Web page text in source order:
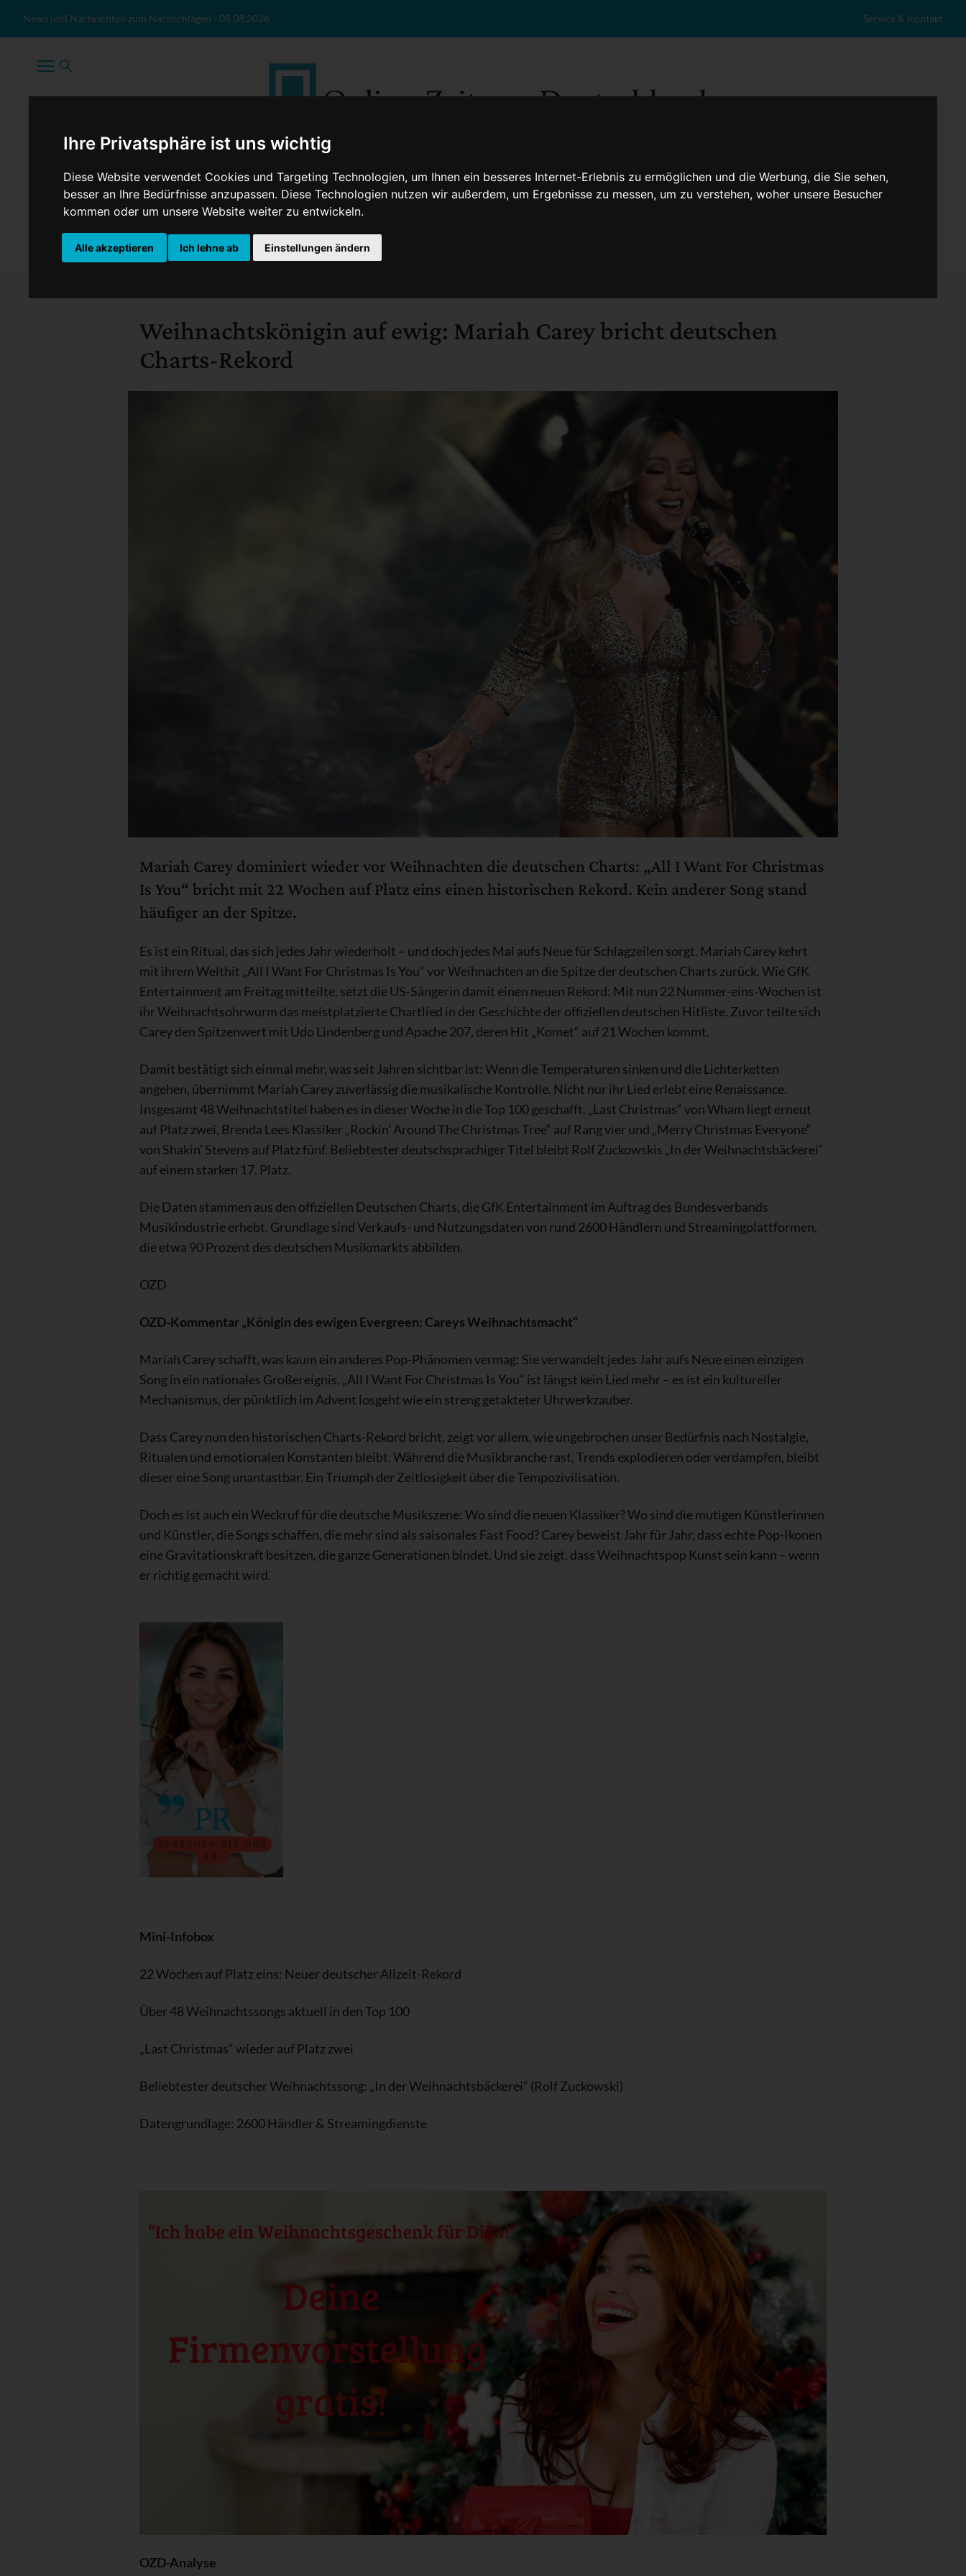
Ihre Privatsphäre ist uns wichtig
Diese Website verwendet Cookies und Targeting Technologien, um Ihnen ein besseres Internet-Erlebnis zu ermöglichen und die Werbung, die Sie sehen,
besser an Ihre Bedürfnisse anzupassen. Diese Technologien nutzen wir außerdem, um Ergebnisse zu messen, um zu verstehen, woher unsere Besucher
kommen oder um unsere Website weiter zu entwickeln.
Alle akzeptieren Ich lehne ab Einstellungen ändern
News und Nachrichten zum Nachschlagen - 08.08.2026 Service & Kontakt
TopNews Politik Sport Wirtschaft Firmennews Gesellschaft
Weihnachtskönigin auf ewig: Mariah Carey bricht deutschen
Charts-Rekord
Mariah Carey dominiert wieder vor Weihnachten die deutschen Charts: „All I Want For Christmas
Is You“ bricht mit 22 Wochen auf Platz eins einen historischen Rekord. Kein anderer Song stand
häufiger an der Spitze.
Es ist ein Ritual, das sich jedes Jahr wiederholt – und doch jedes Mal aufs Neue für Schlagzeilen sorgt. Mariah Carey kehrt
mit ihrem Welthit „All I Want For Christmas Is You“ vor Weihnachten an die Spitze der deutschen Charts zurück. Wie GfK
Entertainment am Freitag mitteilte, setzt die US-Sängerin damit einen neuen Rekord: Mit nun 22 Nummer-eins-Wochen ist
ihr Weihnachtsohrwurm das meistplatzierte Chartlied in der Geschichte der offiziellen deutschen Hitliste. Zuvor teilte sich
Carey den Spitzenwert mit Udo Lindenberg und Apache 207, deren Hit „Komet“ auf 21 Wochen kommt.
Damit bestätigt sich einmal mehr, was seit Jahren sichtbar ist: Wenn die Temperaturen sinken und die Lichterketten
angehen, übernimmt Mariah Carey zuverlässig die musikalische Kontrolle. Nicht nur ihr Lied erlebt eine Renaissance.
Insgesamt 48 Weihnachtstitel haben es in dieser Woche in die Top 100 geschafft. „Last Christmas“ von Wham liegt erneut
auf Platz zwei, Brenda Lees Klassiker „Rockin’ Around The Christmas Tree“ auf Rang vier und „Merry Christmas Everyone“
von Shakin’ Stevens auf Platz fünf. Beliebtester deutschsprachiger Titel bleibt Rolf Zuckowskis „In der Weihnachtsbäckerei“
auf einem starken 17. Platz.
Die Daten stammen aus den offiziellen Deutschen Charts, die GfK Entertainment im Auftrag des Bundesverbands
Musikindustrie erhebt. Grundlage sind Verkaufs- und Nutzungsdaten von rund 2600 Händlern und Streamingplattformen,
die etwa 90 Prozent des deutschen Musikmarkts abbilden.
OZD
OZD-Kommentar „Königin des ewigen Evergreen: Careys Weihnachtsmacht“
Mariah Carey schafft, was kaum ein anderes Pop-Phänomen vermag: Sie verwandelt jedes Jahr aufs Neue einen einzigen
Song in ein nationales Großereignis. „All I Want For Christmas Is You“ ist längst kein Lied mehr – es ist ein kultureller
Mechanismus, der pünktlich im Advent losgeht wie ein streng getakteter Uhrwerkzauber.
Dass Carey nun den historischen Charts-Rekord bricht, zeigt vor allem, wie ungebrochen unser Bedürfnis nach Nostalgie,
Ritualen und emotionalen Konstanten bleibt. Während die Musikbranche rast, Trends explodieren oder verdampfen, bleibt
dieser eine Song unantastbar. Ein Triumph der Zeitlosigkeit über die Tempozivilisation.
Doch es ist auch ein Weckruf für die deutsche Musikszene: Wo sind die neuen Klassiker? Wo sind die mutigen Künstlerinnen
und Künstler, die Songs schaffen, die mehr sind als saisonales Fast Food? Carey beweist Jahr für Jahr, dass echte Pop-Ikonen
eine Gravitationskraft besitzen, die ganze Generationen bindet. Und sie zeigt, dass Weihnachtspop Kunst sein kann – wenn
er richtig gemacht wird.
Mini-Infobox
22 Wochen auf Platz eins: Neuer deutscher Allzeit-Rekord
Über 48 Weihnachtssongs aktuell in den Top 100
„Last Christmas“ wieder auf Platz zwei
Beliebtester deutscher Weihnachtssong: „In der Weihnachtsbäckerei“ (Rolf Zuckowski)
Datengrundlage: 2600 Händler & Streamingdienste
OZD-Analyse